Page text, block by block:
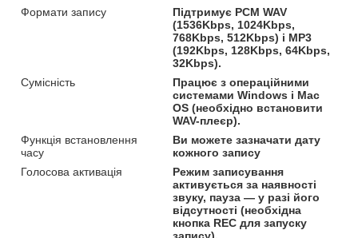
Формати запису
Підтримує PCM WAV
(1536Kbps, 1024Kbps,
768Kbps, 512Kbps) і MP3
(192Kbps, 128Kbps, 64Kbps,
32Kbps).
Сумісність
Працює з операційними
системами Windows і Mac
OS (необхідно встановити
WAV-плеєр).
Функція встановлення
часу
Ви можете зазначати дату
кожного запису
Голосова активація
Режим записування
активується за наявності
звуку, пауза — у разі його
відсутності (необхідна
кнопка REC для запуску
запису).